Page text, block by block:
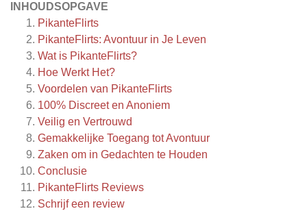
INHOUDSOPGAVE
PikanteFlirts
PikanteFlirts: Avontuur in Je Leven
Wat is PikanteFlirts?
Hoe Werkt Het?
Voordelen van PikanteFlirts
100% Discreet en Anoniem
Veilig en Vertrouwd
Gemakkelijke Toegang tot Avontuur
Zaken om in Gedachten te Houden
Conclusie
PikanteFlirts Reviews
Schrijf een review